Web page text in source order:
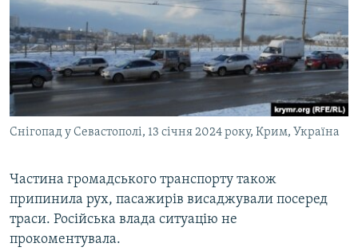
Снігопад у Севастополі, 13 січня 2024 року, Крим, Україна
Частина громадського транспорту також
припинила рух, пасажирів висаджували посеред
траси. Російська влада ситуацію не
прокоментувала.